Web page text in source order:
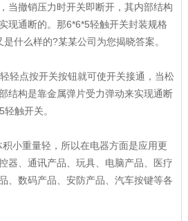
当撤销压力时开关即断开，其内部结构
现通断的。那6*6*5轻触开关封装规格
什么样的?某某公司为您揭晓答案。
点按开关按钮就可使开关接通，当松
结构是靠金属弹片受力弹动来实现通断
触开关。
重量轻，所以在电器方面是应用更
器、通讯产品、玩具、电脑产品、医疗
、数码产品、安防产品、汽车按键等各